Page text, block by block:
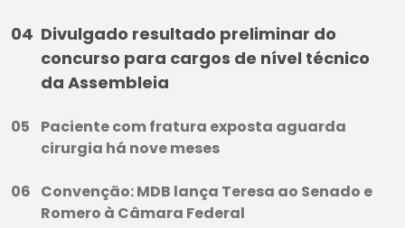
Divulgado resultado preliminar do
concurso para cargos de nível técnico
da Assembleia
Paciente com fratura exposta aguarda
cirurgia há nove meses
Convenção: MDB lança Teresa ao Senado e
Romero à Câmara Federal